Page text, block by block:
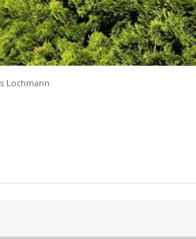
Lochmann